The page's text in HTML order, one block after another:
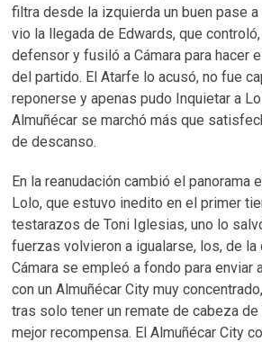
filtra desde la izquierda un buen pase
vio la llegada de Edwards, que
defensor y fusiló a Cámara para hacer
del partido. El Atarfe lo acusó, no fue
reponerse y apenas pudo Inquietar a
Almuñécar se marchó más que
de descanso.
En la reanudación cambió el
Lolo, que estuvo inedito en el primer
testarazos de Toni Iglesias, uno lo
fuerzas volvieron a igualarse, los, de
Cámara se empleó a fondo para
con un Almuñécar City muy
tras solo tener un remate de cabeza
mejor recompensa. El Almuñécar City